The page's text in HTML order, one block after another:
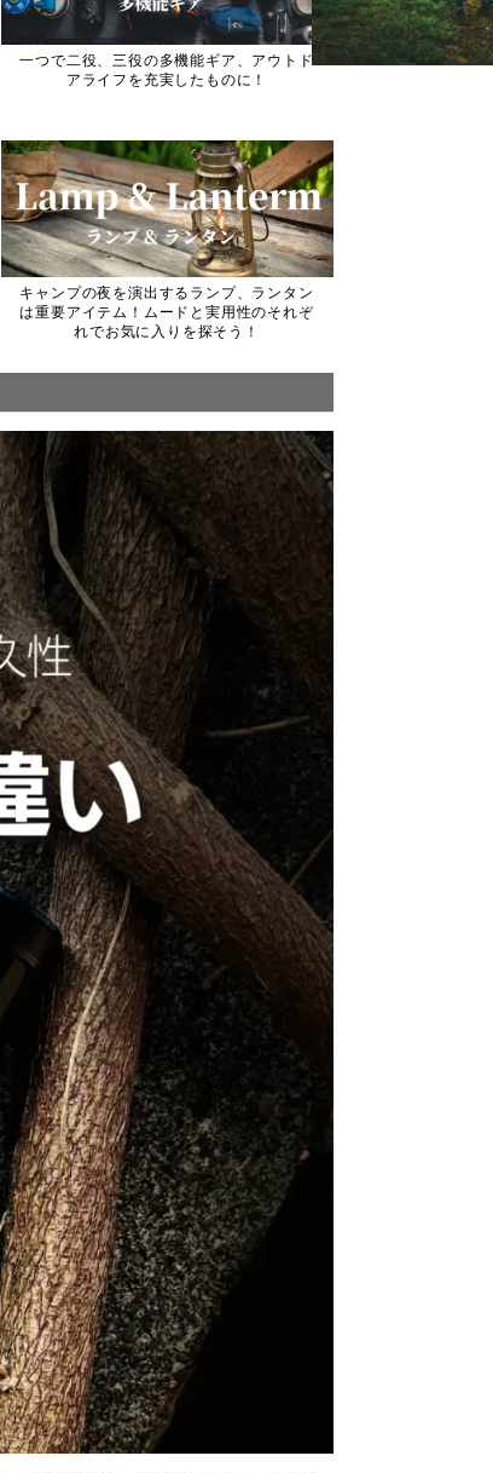
一つで二役、三役の多機能ギア、アウトド
アライフを充実したものに！
キャンプの夜を演出するランプ、ランタン
は重要アイテム！ムードと実用性のそれぞ
れでお気に入りを探そう！